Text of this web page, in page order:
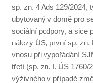
sp. zn. 4 Ads 129/2024,
ubytovaný v domě pro
sociální podpory, a sice
nálezy ÚS, první sp. zn.
vnosu při vypořádání
třetí (sp. zn. I. ÚS 1760/
výživného v případě